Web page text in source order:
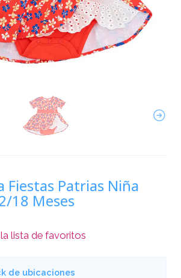
Fiestas Patrias Niña
18 Meses
lista de favoritos
de ubicaciones